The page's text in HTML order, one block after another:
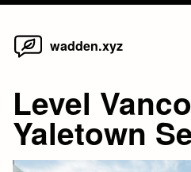
Skip
wadden.xyz
Level
Yaletown